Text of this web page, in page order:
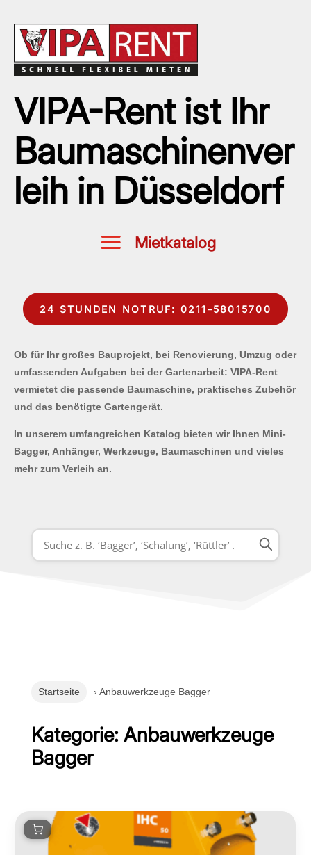
VIPA-Rent ist Ihr
Baumaschinenver
leih in Düsseldorf
24 STUNDEN NOTRUF: 0211-58015700
Ob für Ihr großes Bauprojekt, bei Renovierung, Umzug oder
umfassenden Aufgaben bei der Gartenarbeit: VIPA-Rent
vermietet die passende Baumaschine, praktisches Zubehör
und das benötigte Gartengerät.
In unserem umfangreichen Katalog bieten wir Ihnen Mini-
Bagger, Anhänger, Werkzeuge, Baumaschinen und vieles
mehr zum Verleih an.
Startseite › Anbauwerkzeuge Bagger
Kategorie: Anbauwerkzeuge
Bagger